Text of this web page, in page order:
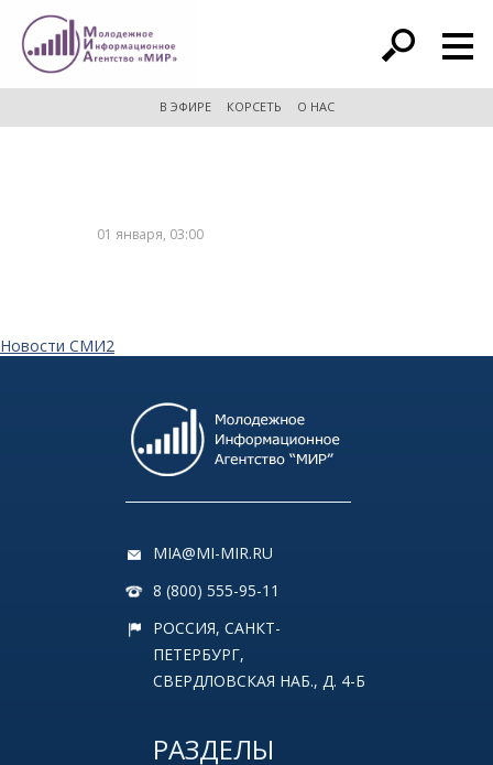
расширенный поиск
В ЭФИРЕ КОРСЕТЬ О НАС
01 января, 03:00
Новости СМИ2
MIA@MI-MIR.RU
8 (800) 555-95-11
РОССИЯ, САНКТ-
ПЕТЕРБУРГ,
СВЕРДЛОВСКАЯ НАБ., Д. 4-Б
РАЗДЕЛЫ